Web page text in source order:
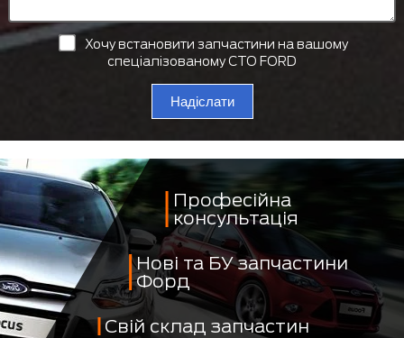
Хочу встановити запчастини на вашому
спеціалізованому СТО FORD
Надіслати
Професійна
консультація
Нові та БУ запчастини
Форд
Свій склад запчастин